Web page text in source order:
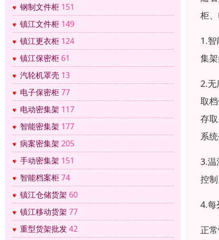
钢制文件柜 151
镇江文件柜 149
镇江更衣柜 124
镇江保密柜 61
汽轮机罩壳 13
电子保密柜77
电动密集架 117
智能密集架 177
病案密集架 205
手动密集架 151
智能档案柜74
镇江仓储货架 60
镇江移动货架 77
重型货架批发42
柜
1.
集
2.无
取
存
系
3.温
控
4.每
正